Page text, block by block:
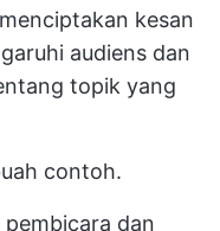
kesan
audiens dan
topik yang
contoh.
dan